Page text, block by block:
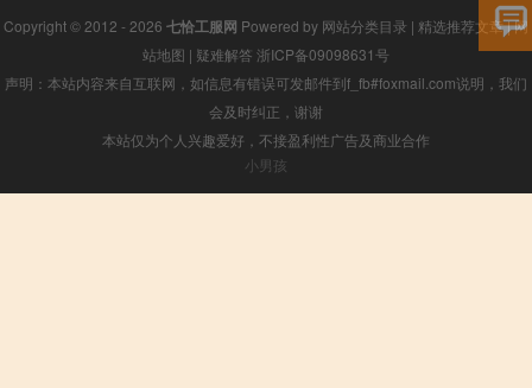
Copyright © 2012 - 2026 七恰工服网 Powered by 网站分类目录 | 精选推荐文章|网
站地图 | 疑难解答 浙ICP备09098631号
声明：本站内容来自互联网，如信息有错误可发邮件到f_fb#foxmail.com说明，我们
会及时纠正，谢谢
本站仅为个人兴趣爱好，不接盈利性广告及商业合作
小男孩